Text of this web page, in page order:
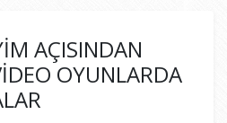
AÇISINDAN
OYUNLARDA